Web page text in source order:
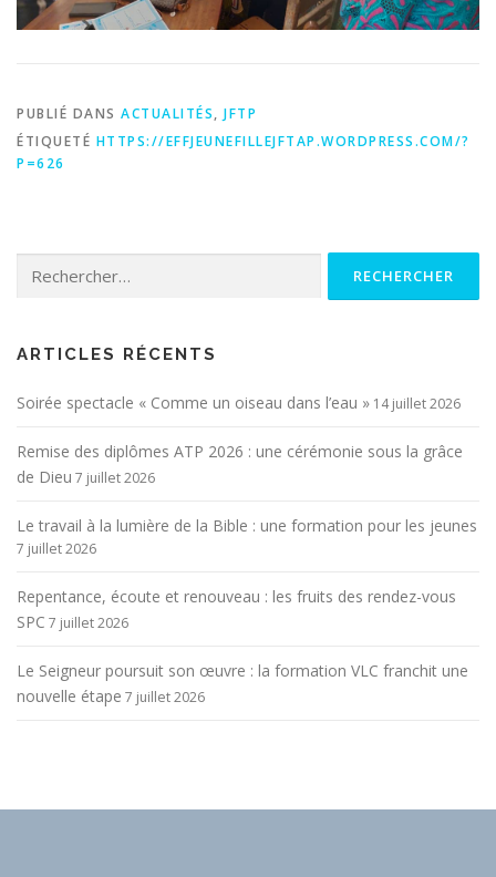
PUBLIÉ DANS ACTUALITÉS, JFTP
ÉTIQUETÉ HTTPS://EFFJEUNEFILLEJFTAP.WORDPRESS.COM/?
P=626
ARTICLES RÉCENTS
Soirée spectacle « Comme un oiseau dans l’eau » 14 juillet 2026
Remise des diplômes ATP 2026 : une cérémonie sous la grâce
de Dieu 7 juillet 2026
Le travail à la lumière de la Bible : une formation pour les jeunes
7 juillet 2026
Repentance, écoute et renouveau : les fruits des rendez-vous
SPC 7 juillet 2026
Le Seigneur poursuit son œuvre : la formation VLC franchit une
nouvelle étape 7 juillet 2026